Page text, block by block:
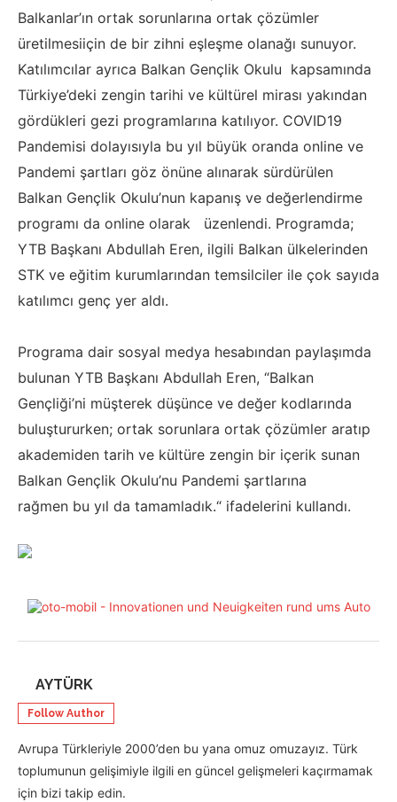
Balkanlar’ın ortak sorunlarına ortak çözümler
üretilmesiiçin de bir zihni eşleşme olanağı sunuyor.
Katılımcılar ayrıca Balkan Gençlik Okulu kapsamında
Türkiye’deki zengin tarihi ve kültürel mirası yakından
gördükleri gezi programlarına katılıyor. COVID19
Pandemisi dolayısıyla bu yıl büyük oranda online ve
Pandemi şartları göz önüne alınarak sürdürülen
Balkan Gençlik Okulu’nun kapanış ve değerlendirme
programı da online olarak üzenlendi. Programda;
YTB Başkanı Abdullah Eren, ilgili Balkan ülkelerinden
STK ve eğitim kurumlarından temsilciler ile çok sayıda
katılımcı genç yer aldı.
Programa dair sosyal medya hesabından paylaşımda
bulunan YTB Başkanı Abdullah Eren, “Balkan
Gençliği’ni müşterek düşünce ve değer kodlarında
buluştururken; ortak sorunlara ortak çözümler aratıp
akademiden tarih ve kültüre zengin bir içerik sunan
Balkan Gençlik Okulu’nu Pandemi şartlarına
rağmen bu yıl da tamamladık.“ ifadelerini kullandı.
AYTÜRK
Follow Author
Avrupa Türkleriyle 2000’den bu yana omuz omuzayız. Türk
toplumunun gelişimiyle ilgili en güncel gelişmeleri kaçırmamak
için bizi takip edin.